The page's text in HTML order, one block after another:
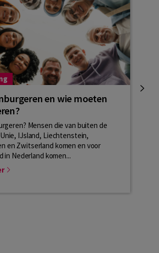
en wie moeten
Mensen die van buiten de
IJsland, Liechtenstein,
en Zwitserland komen en voor
in Nederland komen...